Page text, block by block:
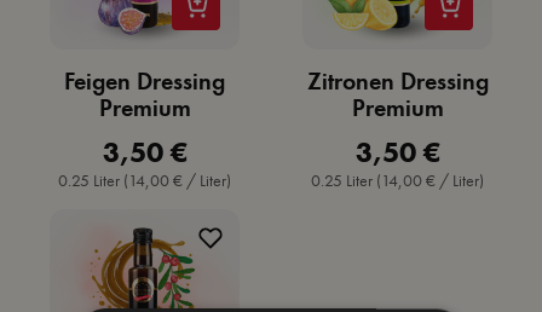
Feigen Dressing
Premium
0.25 Liter (14,00 € / Liter)
Regulärer Preis:
3,50 €
Zitronen Dressing
Premium
0.25 Liter (14,00 € / Liter)
Regulärer Preis:
3,50 €